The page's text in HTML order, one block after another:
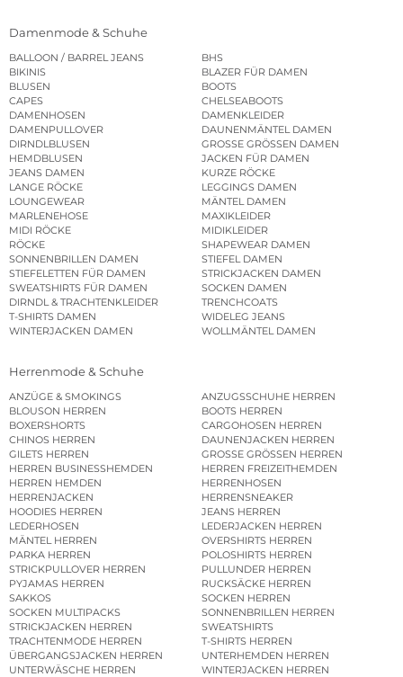
Damenmode & Schuhe
BALLOON / BARREL JEANS
BHS
BIKINIS
BLAZER FÜR DAMEN
BLUSEN
BOOTS
CAPES
CHELSEABOOTS
DAMENHOSEN
DAMENKLEIDER
DAMENPULLOVER
DAUNENMÄNTEL DAMEN
DIRNDLBLUSEN
GROSSE GRÖSSEN DAMEN
HEMDBLUSEN
JACKEN FÜR DAMEN
JEANS DAMEN
KURZE RÖCKE
LANGE RÖCKE
LEGGINGS DAMEN
LOUNGEWEAR
MÄNTEL DAMEN
MARLENEHOSE
MAXIKLEIDER
MIDI RÖCKE
MIDIKLEIDER
RÖCKE
SHAPEWEAR DAMEN
SONNENBRILLEN DAMEN
STIEFEL DAMEN
STIEFELETTEN FÜR DAMEN
STRICKJACKEN DAMEN
SWEATSHIRTS FÜR DAMEN
SOCKEN DAMEN
DIRNDL & TRACHTENKLEIDER
TRENCHCOATS
T-SHIRTS DAMEN
WIDELEG JEANS
WINTERJACKEN DAMEN
WOLLMÄNTEL DAMEN
Herrenmode & Schuhe
ANZÜGE & SMOKINGS
ANZUGSSCHUHE HERREN
BLOUSON HERREN
BOOTS HERREN
BOXERSHORTS
CARGOHOSEN HERREN
CHINOS HERREN
DAUNENJACKEN HERREN
GILETS HERREN
GROSSE GRÖSSEN HERREN
HERREN BUSINESSHEMDEN
HERREN FREIZEITHEMDEN
HERREN HEMDEN
HERRENHOSEN
HERRENJACKEN
HERRENSNEAKER
HOODIES HERREN
JEANS HERREN
LEDERHOSEN
LEDERJACKEN HERREN
MÄNTEL HERREN
OVERSHIRTS HERREN
PARKA HERREN
POLOSHIRTS HERREN
STRICKPULLOVER HERREN
PULLUNDER HERREN
PYJAMAS HERREN
RUCKSÄCKE HERREN
SAKKOS
SOCKEN HERREN
SOCKEN MULTIPACKS
SONNENBRILLEN HERREN
STRICKJACKEN HERREN
SWEATSHIRTS
TRACHTENMODE HERREN
T-SHIRTS HERREN
ÜBERGANGSJACKEN HERREN
UNTERHEMDEN HERREN
UNTERWÄSCHE HERREN
WINTERJACKEN HERREN